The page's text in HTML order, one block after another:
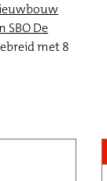
SBO De
met 8